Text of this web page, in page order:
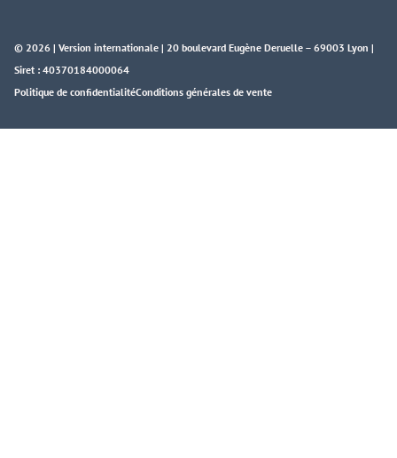
© 2026 | Version internationale | 20 boulevard Eugène Deruelle – 69003 Lyon |
Siret : 40370184000064
Politique de confidentialitéConditions générales de vente